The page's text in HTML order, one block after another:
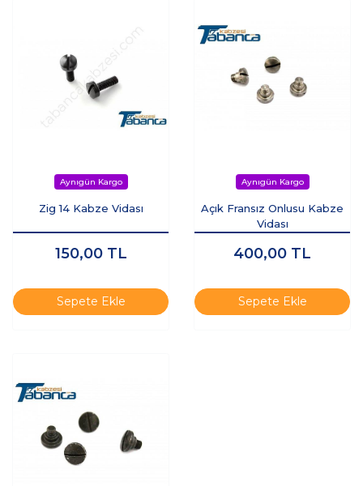
Zig 14 Kabze Vidası
150,00 TL
Sepete Ekle
Açık Fransız Onlusu Kabze
Vidası
400,00 TL
Sepete Ekle